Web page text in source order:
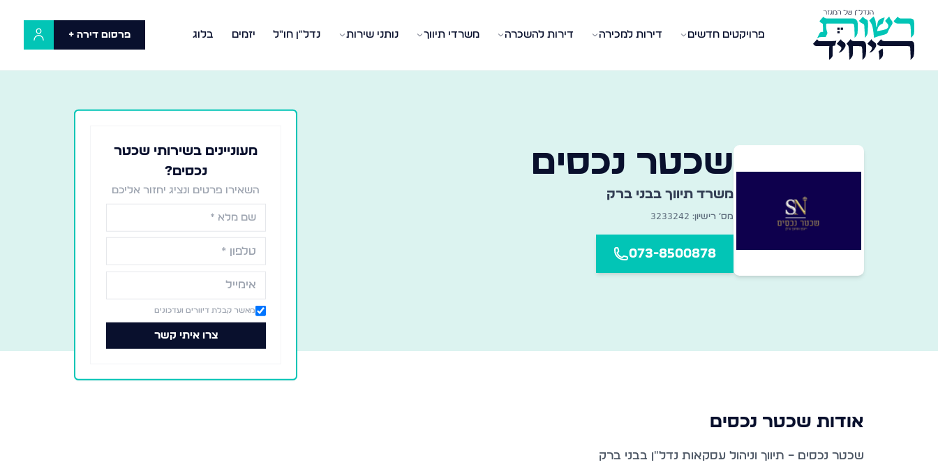
פרויקטים חדשים דירות למכירה דירות להשכרה משרדי תיווך נותני שירות נדל"ן חו"ל יזמים בלוג פרסום דירה +
שכטר נכסים
משרד תיווך בבני ברק
מס׳ רישיון: 3233242
073-8500878
מעוניינים בשירותי שכטר
נכסים?
השאירו פרטים ונציג יחזור אליכם
מאשר קבלת דיוורים ועדכונים
צרו איתי קשר
אודות שכטר נכסים